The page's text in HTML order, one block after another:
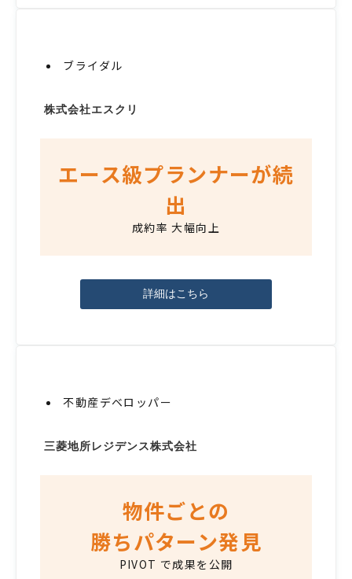
ブライダル
株式会社エスクリ
エース級プランナーが続
出
成約率 大幅向上
詳細はこちら
不動産デベロッパー
三菱地所レジデンス株式会社
物件ごとの
勝ちパターン発見
PIVOT で成果を公開